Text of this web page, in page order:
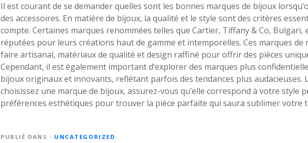
Il est courant de se demander quelles sont les bonnes marques de bijoux
des accessoires. En matière de bijoux, la qualité et le style sont des critères
compte. Certaines marques renommées telles que Cartier, Tiffany & Co, Bulgari,
réputées pour leurs créations haut de gamme et intemporelles. Ces marques
faire artisanal, matériaux de qualité et design raffiné pour offrir des pièces
Cependant, il est également important d’explorer des marques plus
bijoux originaux et innovants, reflétant parfois des tendances plus audacieuses.
choisissez une marque de bijoux, assurez-vous qu’elle correspond à votre style
préférences esthétiques pour trouver la pièce parfaite qui saura sublimer votre
PUBLIÉ DANS
UNCATEGORIZED